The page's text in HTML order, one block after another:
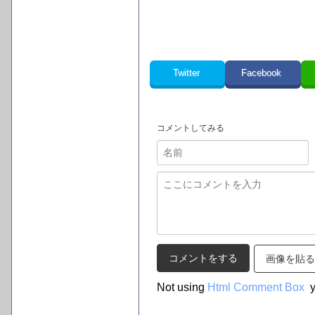
Twitter Facebook
コメントしてみる
画像を貼る
Not using Html Comment Box